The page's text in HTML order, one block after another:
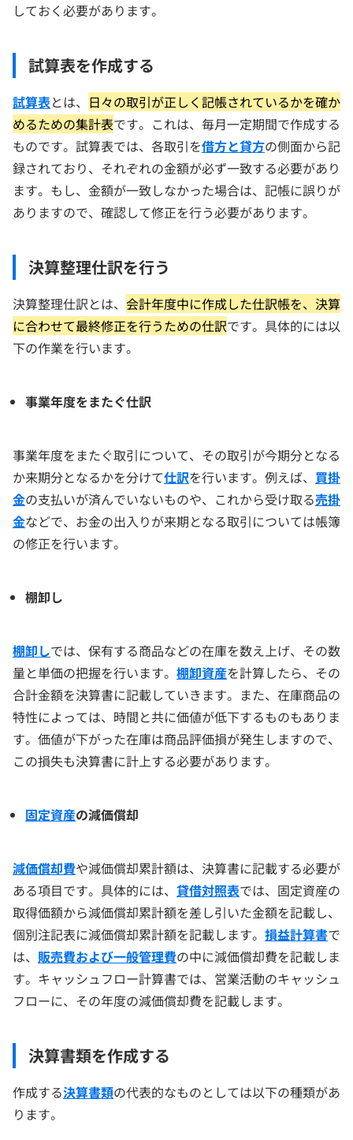
しておく必要があります。
試算表を作成する
試算表とは、 日々の取引が正しく記帳されているかを確か
めるための集計表です。これは、毎月一定期間で作成する
ものです。試算表では、各取引を借方と貸方の側面から記
録されており、それぞれの金額が必ず一致する必要があり
ます。もし、金額が一致しなかった場合は、記帳に誤りが
ありますので、確認して修正を行う必要があります。
決算整理仕訳を行う
決算整理仕訳とは、 会計年度中に作成した仕訳帳を、決算
に合わせて最終修正を行うための仕訳です。具体的には以
下の作業を行います。
事業年度をまたぐ仕訳
事業年度をまたぐ取引について、その取引が今期分となる
か来期分となるかを分けて仕訳を行います。例えば、 買掛
金の支払いが済んでいないものや、これから受け取る売掛
金などで、お金の出入りが来期となる取引については帳簿
の修正を行います。
棚卸し
棚卸しでは、保有する商品などの在庫を数え上げ、その数
量と単価の把握を行います。 棚卸資産を計算したら、その
合計金額を決算書に記載していきます。また、在庫商品の
特性によっては、時間と共に価値が低下するものもありま
す。価値が下がった在庫は商品評価損が発生しますので、
この損失も決算書に計上する必要があります。
固定資産の減価償却
減価償却費や減価償却累計額は、決算書に記載する必要が
ある項目です。具体的には、 貸借対照表では、固定資産の
取得価額から減価償却累計額を差し引いた金額を記載し、
個別注記表に減価償却累計額を記載します。 損益計算書で
は、 販売費および一般管理費の中に減価償却費を記載しま
す。キャッシュフロー計算書では、営業活動のキャッシュ
フローに、その年度の減価償却費を記載します。
決算書類を作成する
作成する決算書類の代表的なものとしては以下の種類があ
ります。